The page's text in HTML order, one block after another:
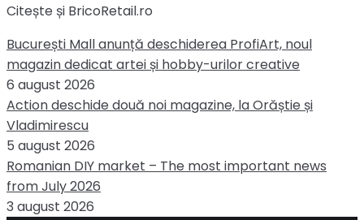
Citește și BricoRetail.ro
București Mall anunță deschiderea ProfiArt, noul
magazin dedicat artei și hobby-urilor creative
6 august 2026
Action deschide două noi magazine, la Orăștie și
Vladimirescu
5 august 2026
Romanian DIY market – The most important news
from July 2026
3 august 2026